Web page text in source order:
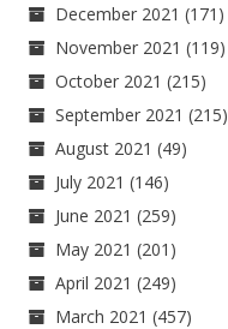
December 2021 (171)
November 2021 (119)
October 2021 (215)
September 2021 (215)
August 2021 (49)
July 2021 (146)
June 2021 (259)
May 2021 (201)
April 2021 (249)
March 2021 (457)